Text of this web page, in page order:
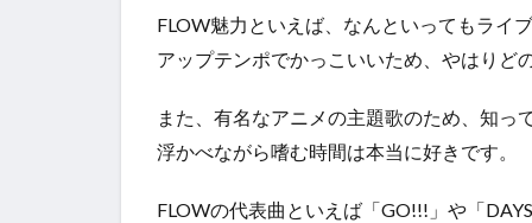
FLOW魅力といえば、なんといってもライ
アップテンポでかっこいいため、やはりど
また、有名なアニメの主題歌のため、知
浮かべながら嗜む時間は本当に好きです。
FLOWの代表曲といえば「GO!!!」や「